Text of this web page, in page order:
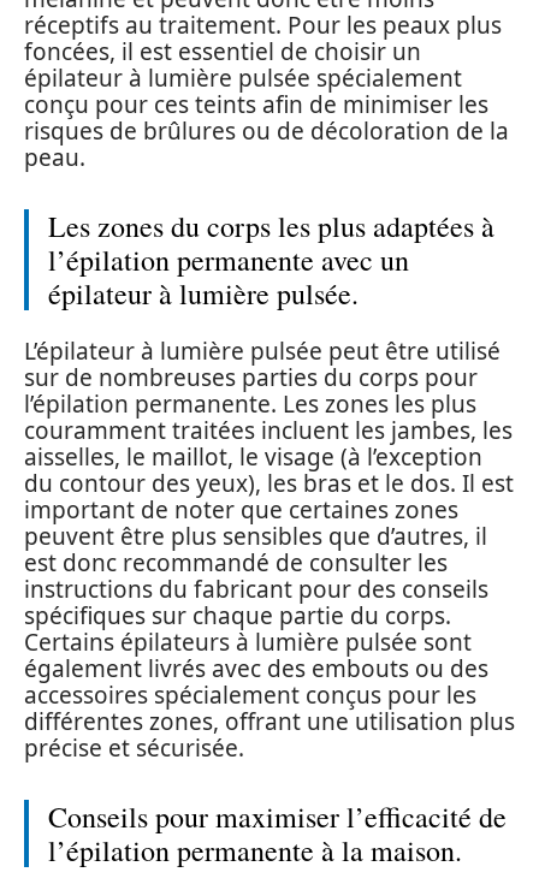
réceptifs au traitement. Pour les peaux plus
foncées, il est essentiel de choisir un
épilateur à lumière pulsée spécialement
conçu pour ces teints afin de minimiser les
risques de brûlures ou de décoloration de la
peau.
Les zones du corps les plus adaptées à
l’épilation permanente avec un
épilateur à lumière pulsée.
L’épilateur à lumière pulsée peut être utilisé
sur de nombreuses parties du corps pour
l’épilation permanente. Les zones les plus
couramment traitées incluent les jambes, les
aisselles, le maillot, le visage (à l’exception
du contour des yeux), les bras et le dos. Il est
important de noter que certaines zones
peuvent être plus sensibles que d’autres, il
est donc recommandé de consulter les
instructions du fabricant pour des conseils
spécifiques sur chaque partie du corps.
Certains épilateurs à lumière pulsée sont
également livrés avec des embouts ou des
accessoires spécialement conçus pour les
différentes zones, offrant une utilisation plus
précise et sécurisée.
Conseils pour maximiser l’efficacité de
l’épilation permanente à la maison.